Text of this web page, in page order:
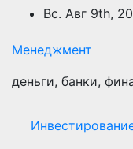
Перейти
содержимому
Вс. Авг 9th,
Менеджмент
деньги, банки,